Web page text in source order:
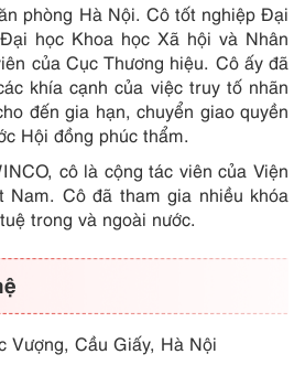
phòng Hà Nội. Cô tốt nghiệp Đại
học Khoa học Xã hội và Nhân
của Cục Thương hiệu. Cô ấy đã
khía cạnh của việc truy tố nhãn
đến gia hạn, chuyển giao quyền
Hội đồng phúc thẩm.
cô là cộng tác viên của Viện
Nam. Cô đã tham gia nhiều khóa
trong và ngoài nước.
Vượng, Cầu Giấy, Hà Nội